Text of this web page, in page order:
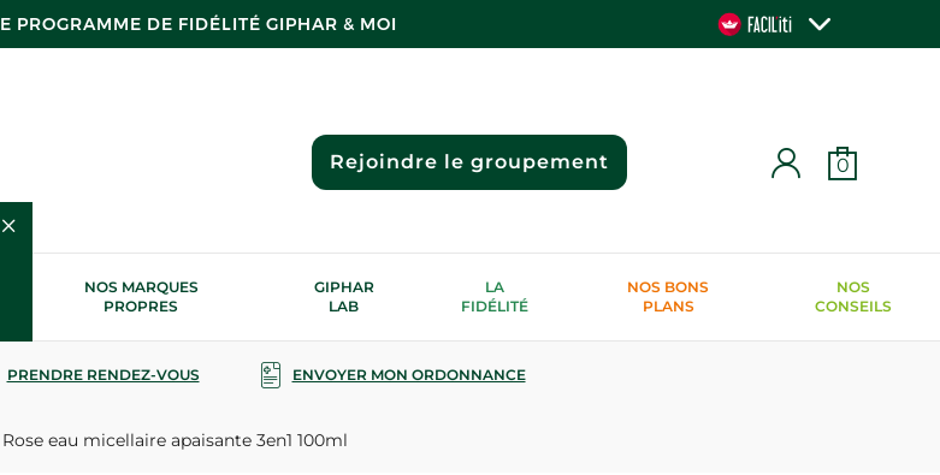
PROGRAMME DE FIDÉLITÉ GIPHAR & MOI
Rejoindre le groupement 0
NOS MARQUES
PROPRES
GIPHAR
LAB
LA
FIDÉLITÉ
NOS BONS
PLANS
NOS
CONSEILS
PRENDRE RENDEZ-VOUS ENVOYER MON ORDONNANCE
eau micellaire apaisante 3en1 100ml